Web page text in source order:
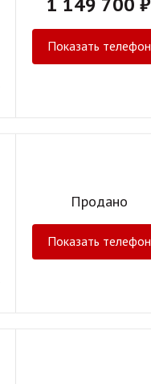
Показать телефон
Продано
Показать телефон